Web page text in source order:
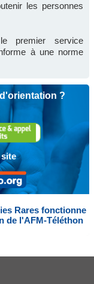
les personnes
premier service
à une norme
?
Rares fonctionne
de l'AFM-Téléthon